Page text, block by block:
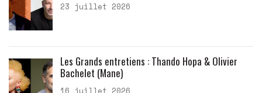
23 juillet 2026
Les Grands entretiens : Thando Hopa & Olivier
Bachelet (Mane)